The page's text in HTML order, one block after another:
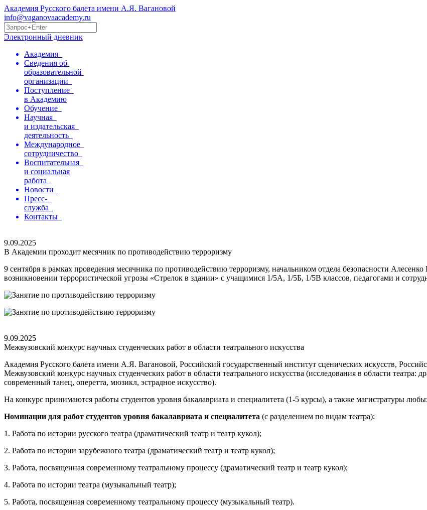
Академия Русского балета имени А.Я. Вагановой
info@vaganovaacademy.ru
Электронный дневник
Академия
Сведения об
образовательной
организации
Поступление
в Академию
Обучение
Научная
и издательская
деятельность
Международное
сотрудничество
Воспитательная
и социальная
работа
Новости
Пресс-
служба
Контакты
9.09.2025
В Академии проходит месячник по противодействию терроризму
9 сентября в рамках проведения месячника по противодействию терроризму, начальником отдела безопасности
возникновении террористической угрозы «Стрелок в здании» с учащимися 1/5А, 1/5Б, 1/5В классов, педагогами и
9.09.2025
Межвузовский конкурс научных студенческих работ в области театрального искусства
Академия Русского балета имени А.Я. Вагановой, Российский государственный институт сценических искусств,
Межвузовский конкурс научных студенческих работ в области театрального искусства (исследования в области театра:
современный танец, оперетта, мюзикл, эстрадное искусство).
На конкурс принимаются работы студентов уровня бакалавриата и специалитета (1-5 курсы), а также магистратуры
Номинации для работ студентов уровня бакалавриата и специалитета (с разделением по видам театра):
1. Работа по истории русского театра (драматический театр и театр кукол);
2. Работа по истории зарубежного театра (драматический театр и театр кукол);
3. Работа, посвященная современному театральному процессу (драматический театр и театр кукол);
4. Работа по истории театра (музыкальный театр);
5. Работа, посвященная современному театральному процессу (музыкальный театр).